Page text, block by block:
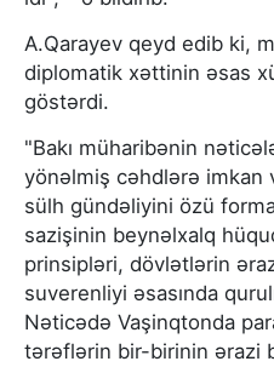
A.Qarayev qeyd edib ki,
diplomatik xəttinin əsas
göstərdi.
"Bakı müharibənin
yönəlmiş cəhdlərə imkan
sülh gündəliyini özü
sazişinin beynəlxalq
prinsipləri, dövlətlərin
suverenliyi əsasında
Nəticədə Vaşinqtonda
tərəflərin bir-birinin ərazi